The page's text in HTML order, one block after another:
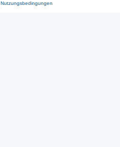
Nutzungsbedingungen